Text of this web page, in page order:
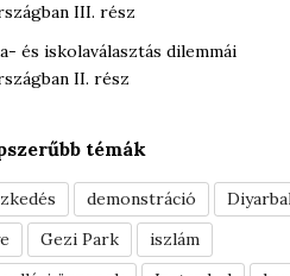
III. rész
és iskolaválasztás dilemmái
II. rész
témák
demonstráció
Gezi Park
iszlám